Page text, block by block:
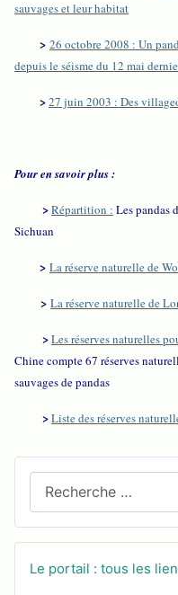
Le portail : tous les
sauvages et leur habitat
> 26 octobre 2008 : Un
depuis le séisme du 12 mai
>27 juin 2003 : Des
Pour en savoir plus :
>Répartition : Les pandas
Sichuan
> La réserve naturelle de
> La réserve naturelle de
>Les réserves naturelles
Chine compte 67 réserves
sauvages de pandas
>Liste des réserves